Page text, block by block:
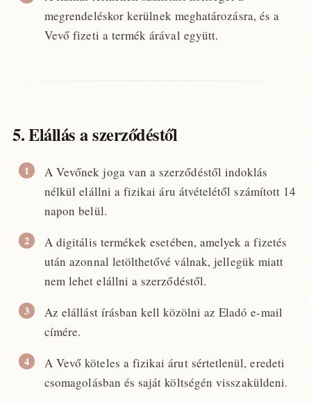
megrendeléskor kerülnek meghatározásra, és a
Vevő fizeti a termék árával együtt.
5. Elállás a szerződéstől
A Vevőnek joga van a szerződéstől indoklás
nélkül elállni a fizikai áru átvételétől számított 14
napon belül.
A digitális termékek esetében, amelyek a fizetés
után azonnal letölthetővé válnak, jellegük miatt
nem lehet elállni a szerződéstől.
Az elállást írásban kell közölni az Eladó e-mail
címére.
A Vevő köteles a fizikai árut sértetlenül, eredeti
csomagolásban és saját költségén visszaküldeni.